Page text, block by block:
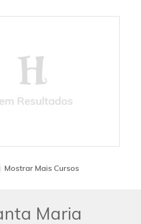
Resultados
Mostrar Mais Cursos
Maria